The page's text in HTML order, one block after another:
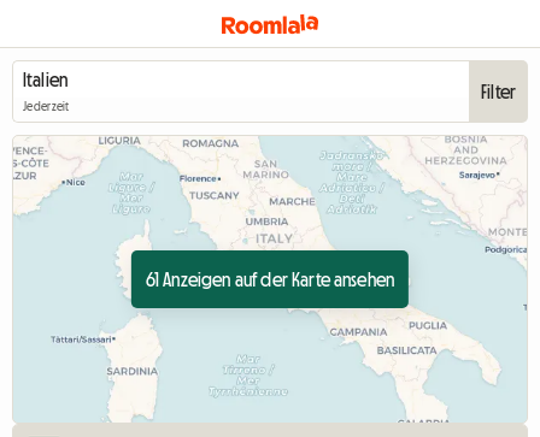
Jederzeit
Filter
61 Anzeigen auf der Karte ansehen